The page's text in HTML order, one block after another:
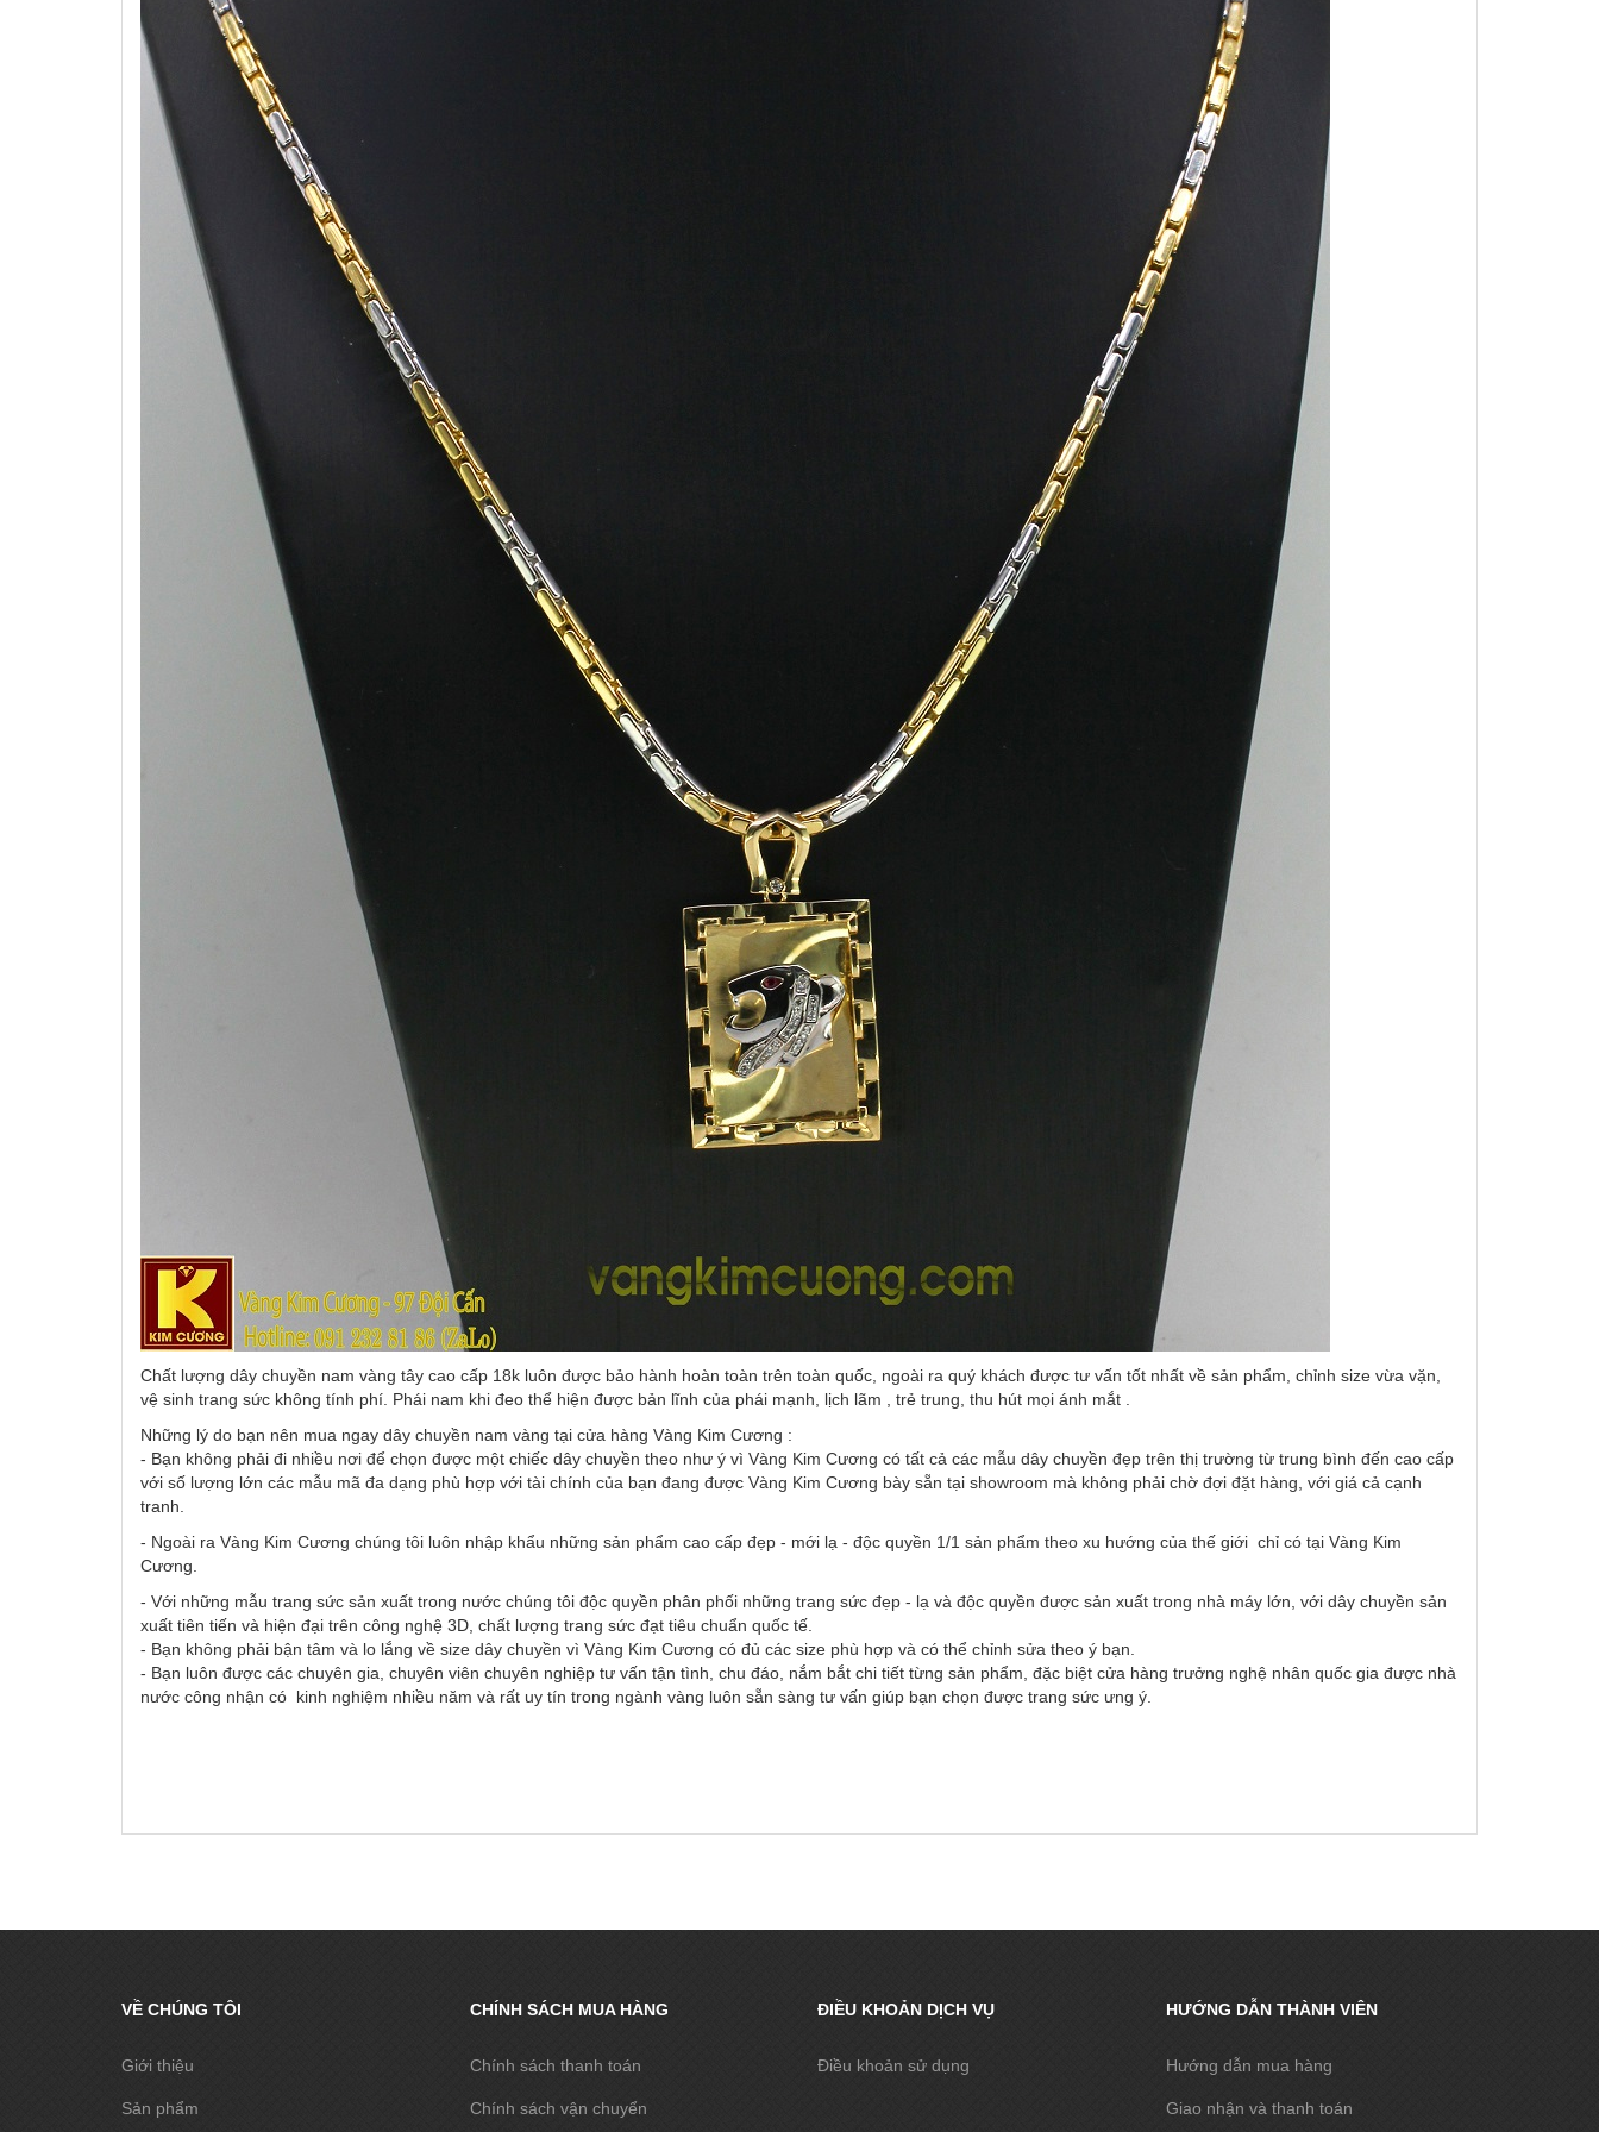
Chất lượng dây chuyền nam vàng tây cao cấp 18k luôn được bảo hành hoàn toàn trên toàn quốc, ngoài ra quý khách được tư vấn tốt nhất về sản phẩm, chỉnh size vừa vặn,
vệ sinh trang sức không tính phí. Phái nam khi đeo thể hiện được bản lĩnh của phái mạnh, lịch lãm , trẻ trung, thu hút mọi ánh mắt .
Những lý do bạn nên mua ngay dây chuyền nam vàng tại cửa hàng Vàng Kim Cương :
- Bạn không phải đi nhiều nơi để chọn được một chiếc dây chuyền theo như ý vì Vàng Kim Cương có tất cả các mẫu dây chuyền đẹp trên thị trường từ trung bình đến cao cấp
với số lượng lớn các mẫu mã đa dạng phù hợp với tài chính của bạn đang được Vàng Kim Cương bày sẵn tại showroom mà không phải chờ đợi đặt hàng, với giá cả cạnh
tranh.
- Ngoài ra Vàng Kim Cương chúng tôi luôn nhập khẩu những sản phẩm cao cấp đẹp - mới lạ - độc quyền 1/1 sản phẩm theo xu hướng của thế giới chỉ có tại Vàng Kim
Cương.
- Với những mẫu trang sức sản xuất trong nước chúng tôi độc quyền phân phối những trang sức đẹp - lạ và độc quyền được sản xuất trong nhà máy lớn, với dây chuyền sản
xuất tiên tiến và hiện đại trên công nghệ 3D, chất lượng trang sức đạt tiêu chuẩn quốc tế.
- Bạn không phải bận tâm và lo lắng về size dây chuyền vì Vàng Kim Cương có đủ các size phù hợp và có thể chỉnh sửa theo ý bạn.
- Bạn luôn được các chuyên gia, chuyên viên chuyên nghiệp tư vấn tận tình, chu đáo, nắm bắt chi tiết từng sản phẩm, đặc biệt cửa hàng trưởng nghệ nhân quốc gia được nhà
nước công nhận có kinh nghiệm nhiều năm và rất uy tín trong ngành vàng luôn sẵn sàng tư vấn giúp bạn chọn được trang sức ưng ý.
VỀ CHÚNG TÔI
Giới thiệu
Sản phẩm
CHÍNH SÁCH MUA HÀNG
Chính sách thanh toán
Chính sách vận chuyển
ĐIỀU KHOẢN DỊCH VỤ
Điều khoản sử dụng
HƯỚNG DẪN THÀNH VIÊN
Hướng dẫn mua hàng
Giao nhận và thanh toán